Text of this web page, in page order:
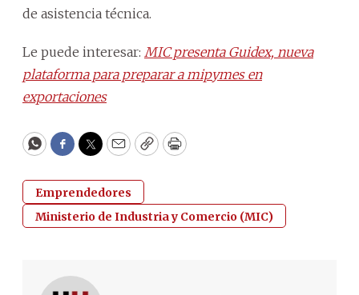
de asistencia técnica.
Le puede interesar: MIC presenta Guidex, nueva
plataforma para preparar a mipymes en
exportaciones
WhatsApp
Facebook
Twitter
EmailCopyPrint
Emprendedores
Ministerio de Industria y Comercio (MIC)